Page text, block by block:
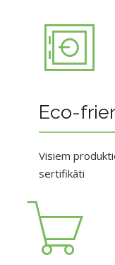
Eco-
Visiem
sertifikāti